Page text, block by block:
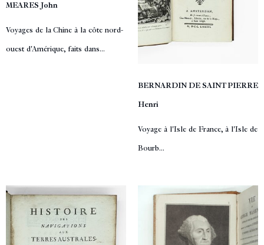
MEARES John
Voyages de la Chine à la côte nord-
ouest d'Amérique, faits dans...
BERNARDIN DE SAINT PIERRE
Henri
Voyage à l'Isle de France, à l'Isle de
Bourb...